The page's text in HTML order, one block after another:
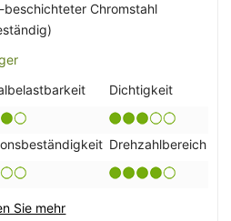
beschichteter Chromstahl
Dichtigkeit
Drehzahlbereich
Sie mehr